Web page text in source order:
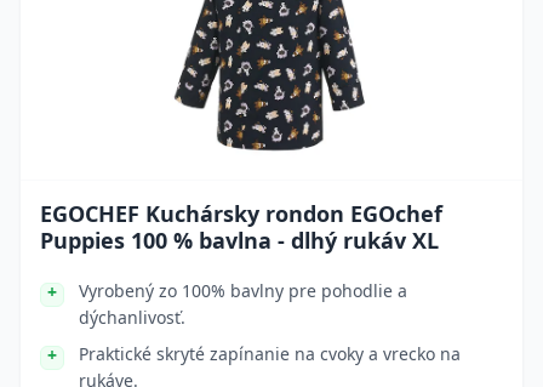
EGOCHEF Kuchársky rondon EGOchef
Puppies 100 % bavlna - dlhý rukáv XL
Vyrobený zo 100% bavlny pre pohodlie a
dýchanlivosť.
Praktické skryté zapínanie na cvoky a vrecko na
rukáve.